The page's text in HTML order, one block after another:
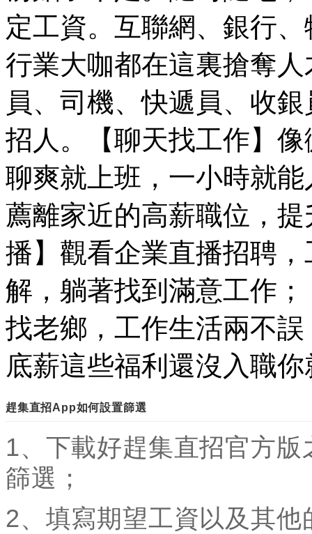
定工資。互聯網、銀行
行業大咖都在這裏搶奪
員、司機、快遞員、收
招人。【聊天找工作】
聊爽就上班，一小時就
薦離家近的高薪職位，
播】觀看企業直播招聘
解，躺著找到滿意工作
找老鄉，工作生活兩不
底薪這些福利還沒入職
趕集直招App如何設置篩選
1、下載好趕集直招官方
篩選；
2、填寫期望工資以及其他